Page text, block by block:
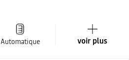
Automatique voir plus